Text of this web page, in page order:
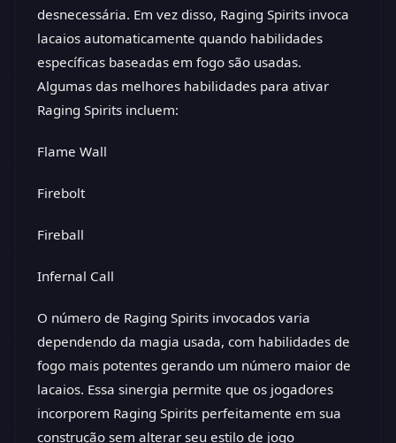
desnecessária. Em vez disso, Raging Spirits invoca
lacaios automaticamente quando habilidades
específicas baseadas em fogo são usadas.
Algumas das melhores habilidades para ativar
Raging Spirits incluem:
Flame Wall
Firebolt
Fireball
Infernal Call
O número de Raging Spirits invocados varia
dependendo da magia usada, com habilidades de
fogo mais potentes gerando um número maior de
lacaios. Essa sinergia permite que os jogadores
incorporem Raging Spirits perfeitamente em sua
construção sem alterar seu estilo de jogo